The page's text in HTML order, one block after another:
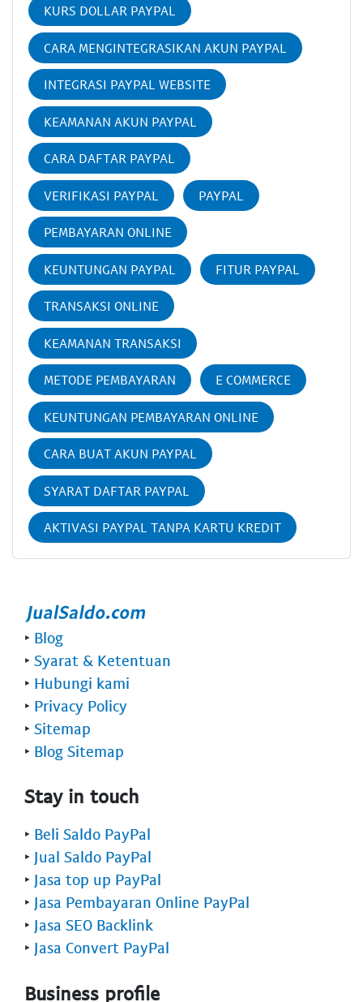
KURS DOLLAR PAYPAL
CARA MENGINTEGRASIKAN AKUN PAYPAL
INTEGRASI PAYPAL WEBSITE
KEAMANAN AKUN PAYPAL
CARA DAFTAR PAYPAL
VERIFIKASI PAYPAL PAYPAL
PEMBAYARAN ONLINE
KEUNTUNGAN PAYPAL FITUR PAYPAL
TRANSAKSI ONLINE
KEAMANAN TRANSAKSI
METODE PEMBAYARAN E COMMERCE
KEUNTUNGAN PEMBAYARAN ONLINE
CARA BUAT AKUN PAYPAL
SYARAT DAFTAR PAYPAL
AKTIVASI PAYPAL TANPA KARTU KREDIT
‣ Blog
‣ Syarat & Ketentuan
‣ Hubungi kami
‣ Privacy Policy
‣ Sitemap
‣ Blog Sitemap
Stay in touch
‣ Beli Saldo PayPal
‣ Jual Saldo PayPal
‣ Jasa top up PayPal
‣ Jasa Pembayaran Online PayPal
‣ Jasa SEO Backlink
‣ Jasa Convert PayPal
Business profile